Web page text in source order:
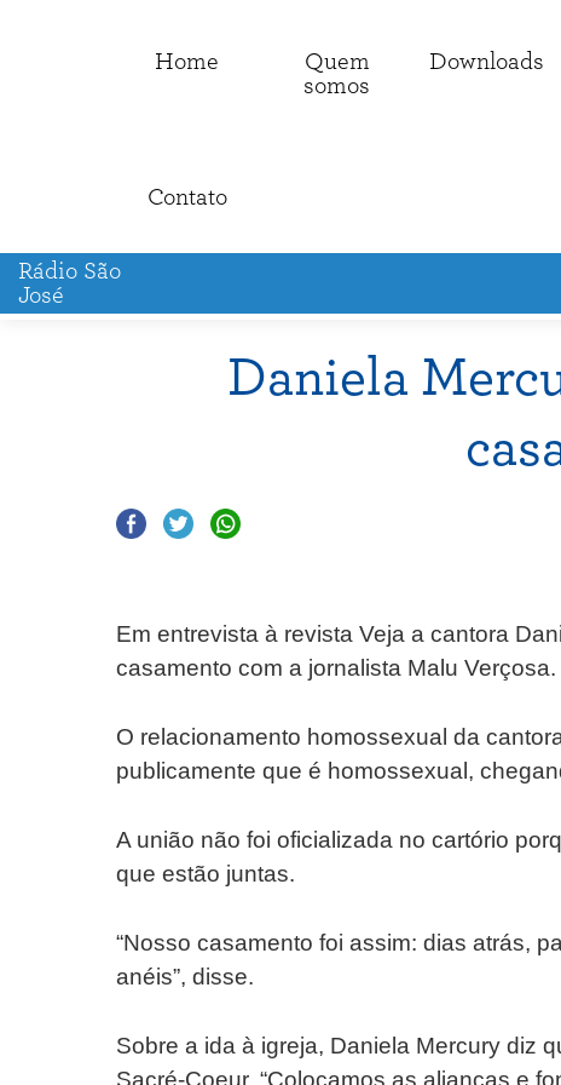
Home
Quem
somos
Downloads
Contato
Rádio São
José
Daniela
Em entrevista à revista Veja a cantora
casamento com a jornalista Malu Verçosa.
O relacionamento homossexual da
publicamente que é homossexual,
A união não foi oficializada no cartório
que estão juntas.
“Nosso casamento foi assim: dias atrás,
anéis”, disse.
Sobre a ida à igreja, Daniela Mercury diz
Sacré-Coeur. “Colocamos as alianças e